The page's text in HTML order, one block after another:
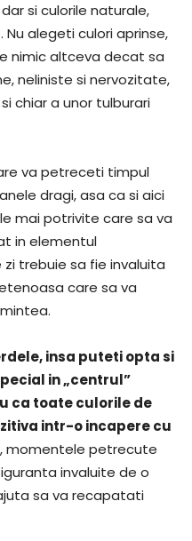
si culorile naturale,
alegeti culori aprinse,
nimic altceva decat sa
neliniste si nervozitate,
chiar a unor tulburari
va petreceti timpul
dragi, asa ca si aici
mai potrivite care sa va
in elementul
trebuie sa fie invaluita
care sa va
insa puteti opta si
in „centrul”
ca toate culorile de
intr-o incapere cu
momentele petrecute
invaluite de o
sa va recapatati